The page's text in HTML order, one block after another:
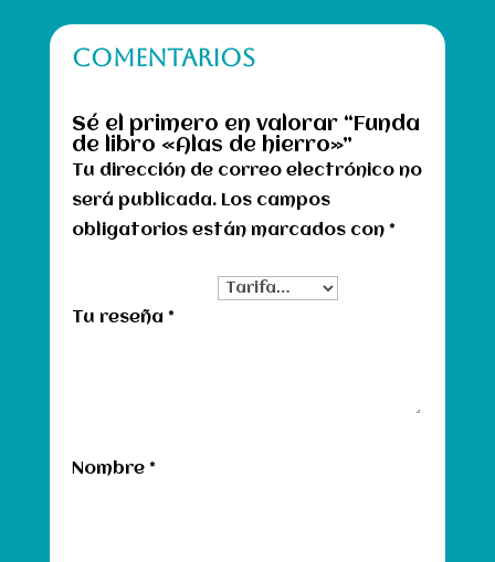
COMENTARIOS
Sé el primero en valorar “Funda
de libro «Alas de hierro»”
Tu dirección de correo electrónico no
será publicada. Los campos
obligatorios están marcados con *
Tu reseña *
Nombre *